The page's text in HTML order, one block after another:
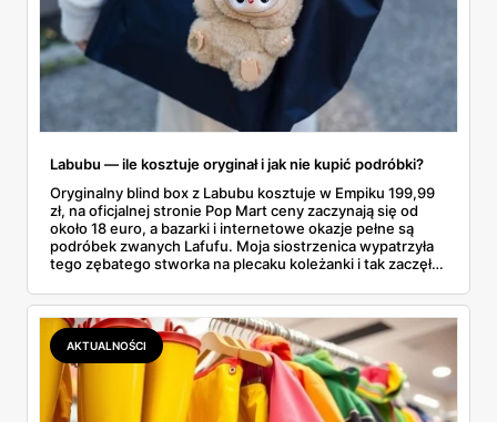
Labubu — ile kosztuje oryginał i jak nie kupić podróbki?
Oryginalny blind box z Labubu kosztuje w Empiku 199,99
zł, na oficjalnej stronie Pop Mart ceny zaczynają się od
około 18 euro, a bazarki i internetowe okazje pełne są
podróbek zwanych Lafufu. Moja siostrzenica wypatrzyła
tego zębatego stworka na plecaku koleżanki i tak zaczęło
kosztuje i po czym poznać, że sprzedawca nie wciska nam
podróbki. Spisałam wszystko, czego się dowiedziałam —
łącznie z jedną wpadką, o której za chwilę.
AKTUALNOŚCI